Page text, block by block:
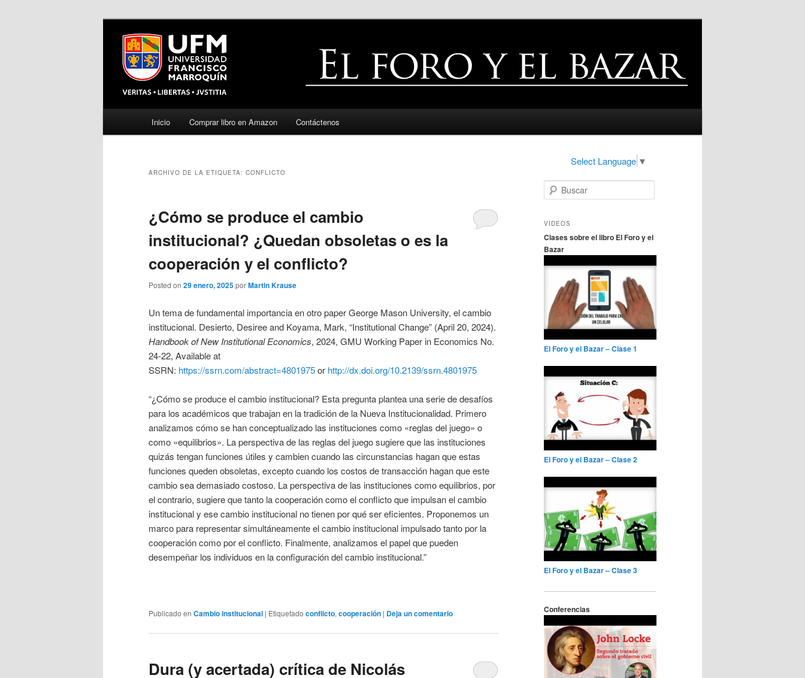
Ir
principal
Ir
secundario
Inicio Comprar libro en Amazon Contáctenos
Select Language ▼
ARCHIVO DE LA ETIQUETA: CONFLICTO
¿Cómo se produce el cambio
institucional? ¿Quedan obsoletas o es la
cooperación y el conflicto?
Posted on 29 enero, 2025porMartin Krause
Un tema de fundamental importancia en otro paper George Mason University, el cambio
institucional. Desierto, Desiree and Koyama, Mark, “Institutional Change” (April 20, 2024).
Handbook of New Institutional Economics, 2024, GMU Working Paper in Economics No.
24-22, Available at
SSRN: https://ssrn.com/abstract=4801975or http://dx.doi.org/10.2139/ssrn.4801975
“¿Cómo se produce el cambio institucional? Esta pregunta plantea una serie de desafíos
para los académicos que trabajan en la tradición de la Nueva Institucionalidad. Primero
analizamos cómo se han conceptualizado las instituciones como «reglas del juego» o
como «equilibrios». La perspectiva de las reglas del juego sugiere que las instituciones
quizás tengan funciones útiles y cambien cuando las circunstancias hagan que estas
funciones queden obsoletas, excepto cuando los costos de transacción hagan que este
cambio sea demasiado costoso. La perspectiva de las instituciones como equilibrios, por
el contrario, sugiere que tanto la cooperación como el conflicto que impulsan el cambio
institucional y ese cambio institucional no tienen por qué ser eficientes. Proponemos un
marco para representar simultáneamente el cambio institucional impulsado tanto por la
cooperación como por el conflicto. Finalmente, analizamos el papel que pueden
desempeñar los individuos en la configuración del cambio institucional.”
Publicado en Cambio institucional | Etiquetado conflicto, cooperación | Deja un comentario
Dura (y acertada) crítica de Nicolás
u
c
r
VIDEOS
Clases sobre el libro El Foro y el
Bazar
El Foro y el Bazar – Clase 1
El Foro y el Bazar – Clase 2
El Foro y el Bazar – Clase 3
Conferencias